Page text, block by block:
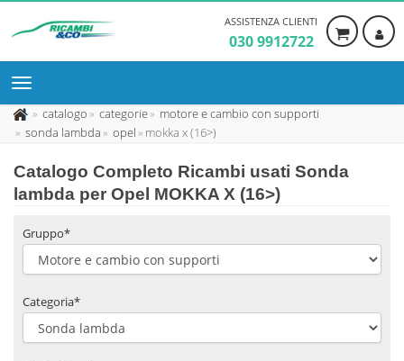
ASSISTENZA CLIENTI
030 9912722
catalogo categorie
motore e cambio con supporti
sonda lambda
opel mokka x (16>)
Catalogo Completo Ricambi usati Sonda
lambda per Opel MOKKA X (16>)
Gruppo*
Categoria*